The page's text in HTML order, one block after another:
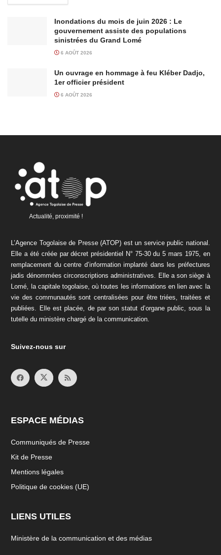
Inondations du mois de juin 2026 : Le
gouvernement assiste des populations
sinistrées du Grand Lomé
6 AOÛT 2026
Un ouvrage en hommage à feu Kléber Dadjo,
1er officier président
6 AOÛT 2026
Actualité, proximité !
L’Agence Togolaise de Presse (ATOP) est un service public national.
Elle a été créée par décret présidentiel N° 75-30 du 5 mars 1975, en
remplacement du centre d’information implanté dans les préfectures
jadis dénommées circonscriptions administratives. Elle a son siège à
Lomé, la capitale togolaise, où toutes les informations en lien avec la
vie des communautés sont centralisées pour être triées, traitées et
publiées. Elle est placée, de par son statut d’organe public, sous la
tutelle du ministère chargé de la communication.
Suivez-nous sur
ESPACE MÉDIAS
Communiqués de Presse
Kit de Presse
Mentions légales
Politique de cookies (UE)
LIENS UTILES
Ministère de la communication et des médias